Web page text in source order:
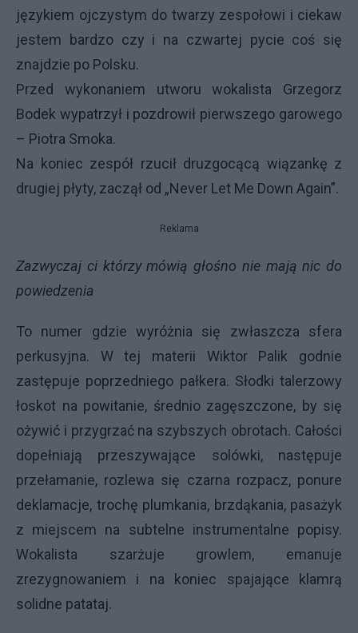
językiem ojczystym do twarzy zespołowi i ciekaw
jestem bardzo czy i na czwartej pycie coś się
znajdzie po Polsku.
Przed wykonaniem utworu wokalista Grzegorz
Bodek wypatrzył i pozdrowił pierwszego garowego
– Piotra Smoka.
Na koniec zespół rzucił druzgocącą wiązankę z
drugiej płyty, zaczął od „Never Let Me Down Again”.
Reklama
Zazwyczaj ci którzy mówią głośno nie mają nic do
powiedzenia
To numer gdzie wyróżnia się zwłaszcza sfera
perkusyjna. W tej materii Wiktor Palik godnie
zastępuje poprzedniego pałkera. Słodki talerzowy
łoskot na powitanie, średnio zagęszczone, by się
ożywić i przygrzać na szybszych obrotach. Całości
dopełniają przeszywające solówki, następuje
przełamanie, rozlewa się czarna rozpacz, ponure
deklamacje, trochę plumkania, brzdąkania, pasażyk
z miejscem na subtelne instrumentalne popisy.
Wokalista szarżuje growlem, emanuje
zrezygnowaniem i na koniec spajające klamrą
solidne patataj.